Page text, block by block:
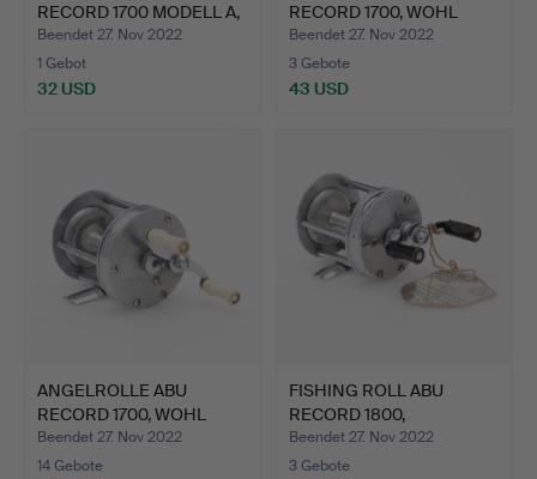
RECORD 1700 MODELL A,
WOHL …
Beendet 27. Nov 2022
1 Gebot
32 USD
RECORD 1700, WOHL
1950ER JA…
Beendet 27. Nov 2022
3 Gebote
43 USD
ANGELROLLE ABU
RECORD 1700, WOHL
1940ER JA…
Beendet 27. Nov 2022
14 Gebote
FISHING ROLL ABU
RECORD 1800,
WAHRSCHEINLI…
Beendet 27. Nov 2022
3 Gebote